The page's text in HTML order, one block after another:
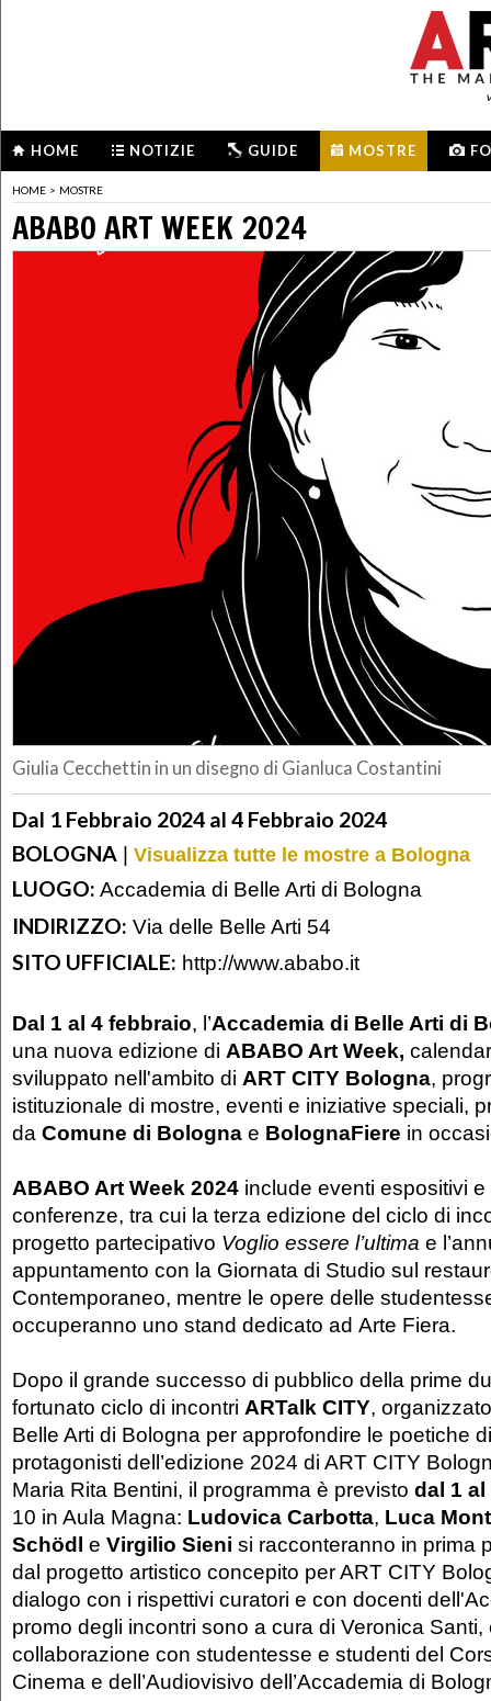
HOME NOTIZIE GUIDE MOSTRE
HOME > MOSTRE
ABABO ART WEEK 2024
Giulia Cecchettin in un disegno di Gianluca Costantini
Dal 1 Febbraio 2024 al 4 Febbraio 2024
BOLOGNA | Visualizza tutte le mostre a Bologna
LUOGO: Accademia di Belle Arti di Bologna
INDIRIZZO: Via delle Belle Arti 54
SITO UFFICIALE: http://www.ababo.it
Dal 1 al 4 febbraio, l’Accademia di Belle Arti di
una nuova edizione di ABABO Art Week,
sviluppato nell'ambito di ART CITY Bologna,
istituzionale di mostre, eventi e iniziative speciali,
da Comune di Bologna e BolognaFiere in
ABABO Art Week 2024 include eventi espositivi
conferenze, tra cui la terza edizione del ciclo di
progetto partecipativo Voglio essere l’ultima e
appuntamento con la Giornata di Studio sul
Contemporaneo, mentre le opere delle
occuperanno uno stand dedicato ad Arte Fiera.
Dopo il grande successo di pubblico della prime
fortunato ciclo di incontri ARTalk CITY,
Belle Arti di Bologna per approfondire le poetiche
protagonisti dell’edizione 2024 di ART CITY
Maria Rita Bentini, il programma è previsto dal 1
10 in Aula Magna: Ludovica Carbotta, Luca
Schödl e Virgilio Sieni si racconteranno in prima
dal progetto artistico concepito per ART CITY
dialogo con i rispettivi curatori e con docenti
promo degli incontri sono a cura di Veronica Santi,
collaborazione con studentesse e studenti del
Cinema e dell’Audiovisivo dell’Accademia di